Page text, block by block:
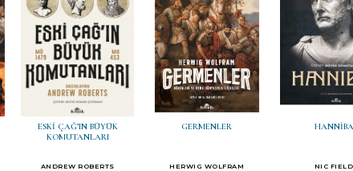
ESKİ ÇAĞ’IN BÜYÜK
KOMUTANLARI
ANDREW ROBERTS
GERMENLER
HERWIG WOLFRAM NIC